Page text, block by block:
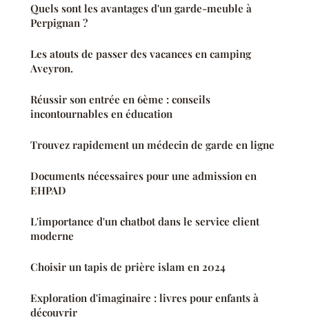
Quels sont les avantages d'un garde-meuble à
Perpignan ?
Les atouts de passer des vacances en camping
Aveyron.
Réussir son entrée en 6ème : conseils
incontournables en éducation
Trouvez rapidement un médecin de garde en ligne
Documents nécessaires pour une admission en
EHPAD
L'importance d'un chatbot dans le service client
moderne
Choisir un tapis de prière islam en 2024
Exploration d'imaginaire : livres pour enfants à
découvrir